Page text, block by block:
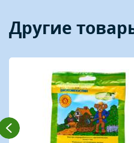
Другие